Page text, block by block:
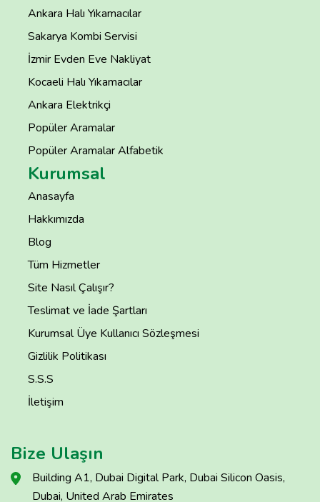
Ankara Halı Yıkamacılar
Sakarya Kombi Servisi
İzmir Evden Eve Nakliyat
Kocaeli Halı Yıkamacılar
Ankara Elektrikçi
Popüler Aramalar
Popüler Aramalar Alfabetik
Kurumsal
Anasayfa
Hakkımızda
Blog
Tüm Hizmetler
Site Nasıl Çalışır?
Teslimat ve İade Şartları
Kurumsal Üye Kullanıcı Sözleşmesi
Gizlilik Politikası
S.S.S
İletişim
Bize Ulaşın
Building A1, Dubai Digital Park, Dubai Silicon Oasis,
Dubai, United Arab Emirates